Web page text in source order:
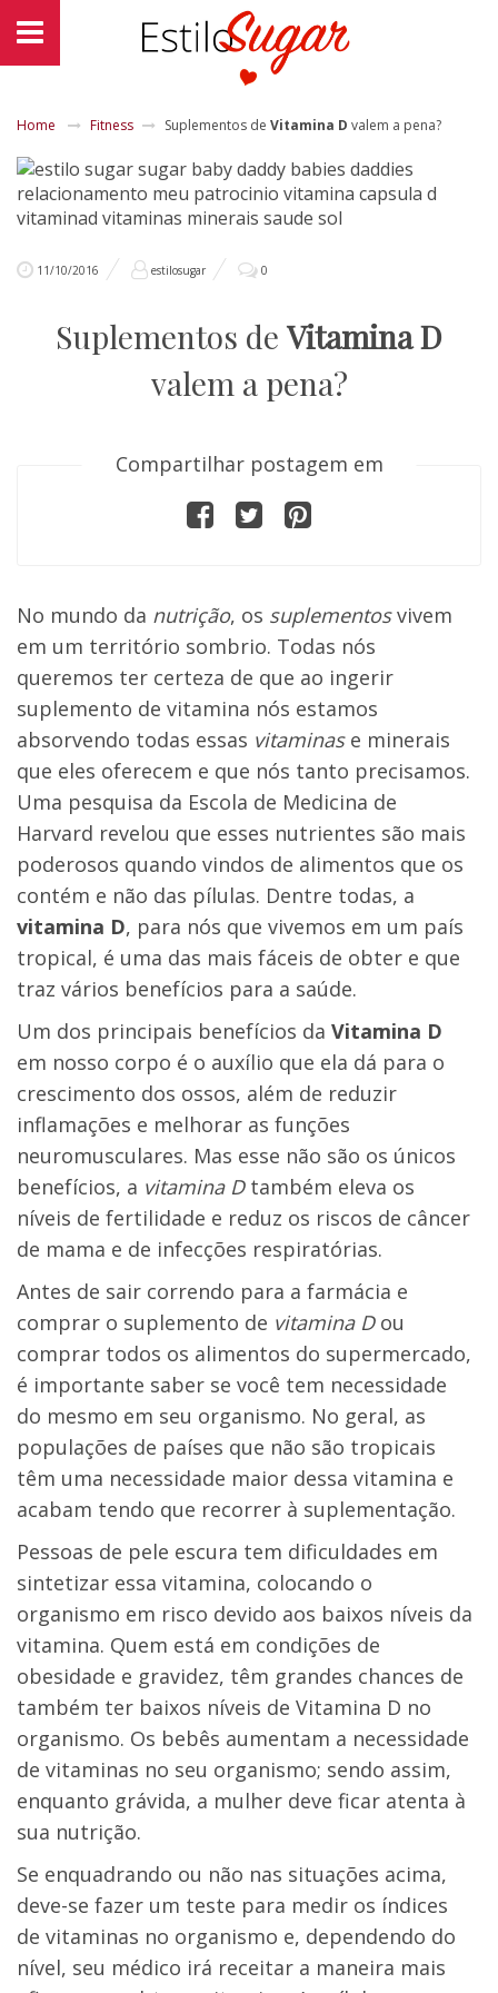
Home Fitness Suplementos de Vitamina D valem a pena?
11/10/2016 estilosugar 0
Suplementos de Vitamina D
valem a pena?
Compartilhar postagem em
No mundo da nutrição, os suplementosvivem
em um território sombrio. Todas nós
queremos ter certeza de que ao ingerir
suplemento de vitamina nós estamos
absorvendo todas essas vitaminase minerais
que eles oferecem e que nós tanto precisamos.
Uma pesquisa da Escola de Medicina de
Harvard revelou que esses nutrientes são mais
poderosos quando vindos de alimentos que os
contém e não das pílulas. Dentre todas, a
vitamina D, para nós que vivemos em um país
tropical, é uma das mais fáceis de obter e que
traz vários benefícios para a saúde.
Um dos principais benefícios da Vitamina D
em nosso corpo é o auxílio que ela dá para o
crescimento dos ossos, além de reduzir
inflamações e melhorar as funções
neuromusculares. Mas esse não são os únicos
benefícios, a vitamina Dtambém eleva os
níveis de fertilidade e reduz os riscos de câncer
de mama e de infecções respiratórias.
Antes de sair correndo para a farmácia e
comprar o suplemento de vitamina Dou
comprar todos os alimentos do supermercado,
é importante saber se você tem necessidade
do mesmo em seu organismo. No geral, as
populações de países que não são tropicais
têm uma necessidade maior dessa vitamina e
acabam tendo que recorrer à suplementação.
Pessoas de pele escura tem dificuldades em
sintetizar essa vitamina, colocando o
organismo em risco devido aos baixos níveis da
vitamina. Quem está em condições de
obesidade e gravidez, têm grandes chances de
também ter baixos níveis de Vitamina D no
organismo. Os bebês aumentam a necessidade
de vitaminas no seu organismo; sendo assim,
enquanto grávida, a mulher deve ficar atenta à
sua nutrição.
Se enquadrando ou não nas situações acima,
deve-se fazer um teste para medir os índices
de vitaminas no organismo e, dependendo do
nível, seu médico irá receitar a maneira mais